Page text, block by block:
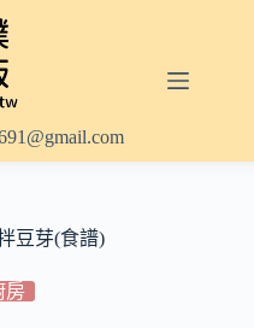
豆芽(食譜)
房